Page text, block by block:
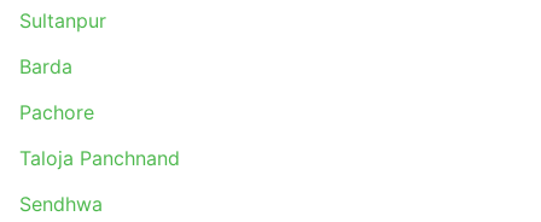
Sultanpur
Barda
Pachore
Taloja Panchnand
Sendhwa